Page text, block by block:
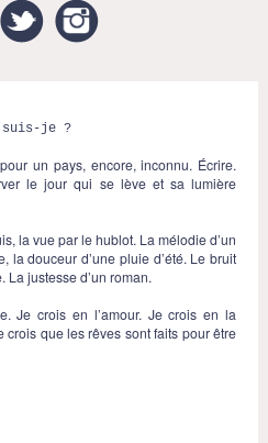
FacebookTwitter
suis-je ?
un pays, encore, inconnu. Écrire.
le jour qui se lève et sa lumière
la vue par le hublot. La mélodie d’un
la douceur d’une pluie d’été. Le bruit
justesse d’un roman.
Je crois en l’amour. Je crois en la
crois que les rêves sont faits pour être